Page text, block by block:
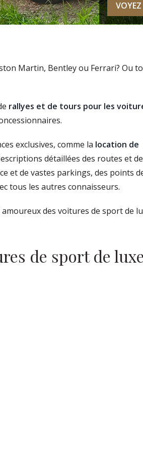
Martin, Bentley ou Ferrari? Ou
rallyes et de tours pour les
exclusives, comme la location de
détaillées des routes et
et de vastes parkings, des points
tous les autres connaisseurs.
des voitures de sport de
de sport de